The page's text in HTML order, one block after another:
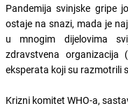
Pandemija svinjske gripe
ostaje na snazi, mada je
u mnogim dijelovima
zdravstvena organizacija
eksperata koji su razmotrili
Krizni komitet WHO-a,